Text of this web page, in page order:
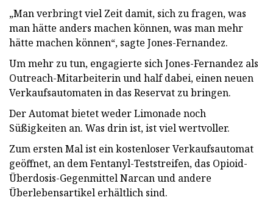
„Man verbringt viel Zeit damit, sich zu fragen, was
man hätte anders machen können, was man mehr
hätte machen können“, sagte Jones-Fernandez.
Um mehr zu tun, engagierte sich Jones-Fernandez als
Outreach-Mitarbeiterin und half dabei, einen neuen
Verkaufsautomaten in das Reservat zu bringen.
Der Automat bietet weder Limonade noch
Süßigkeiten an. Was drin ist, ist viel wertvoller.
Zum ersten Mal ist ein kostenloser Verkaufsautomat
geöffnet, an dem Fentanyl-Teststreifen, das Opioid-
Überdosis-Gegenmittel Narcan und andere
Überlebensartikel erhältlich sind.